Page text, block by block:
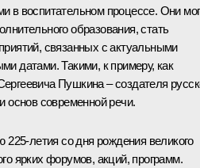
в воспитательном процессе. Они
образования, стать
связанных с актуальными
датами. Такими, к примеру, как
Пушкина – создателя
основ современной речи.
225-летия со дня рождения великого
ярких форумов, акций, программ.